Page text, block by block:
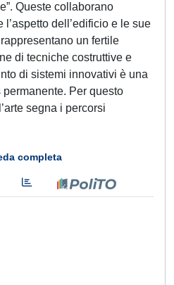
Queste collaborano
dell’edificio e le sue
un fertile
di tecniche costruttive e
di sistemi innovativi è una
Per questo
segna i percorsi
completa